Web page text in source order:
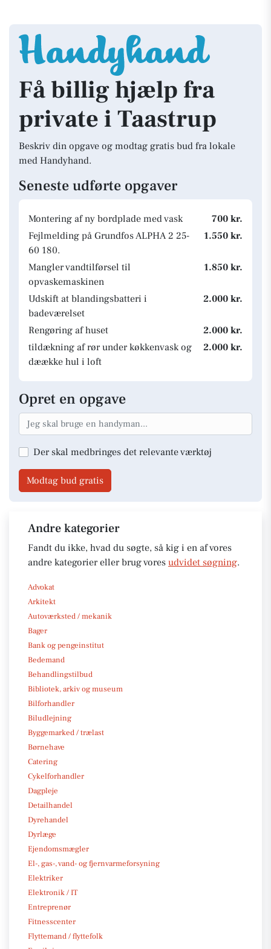
Få billig hjælp fra
private i Taastrup
Beskriv din opgave og modtag gratis bud fra lokale
med Handyhand.
Seneste udførte opgaver
Montering af ny bordplade med vask
700 kr.
Fejlmelding på Grundfos ALPHA 2 25-
60 180.
1.550 kr.
Mangler vandtilførsel til
opvaskemaskinen
1.850 kr.
Udskift at blandingsbatteri i
badeværelset
2.000 kr.
Rengøring af huset
2.000 kr.
tildækning af rør under køkkenvask og
dæække hul i loft
2.000 kr.
Opret en opgave
Der skal medbringes det relevante værktøj
Modtag bud gratis
Andre kategorier
Fandt du ikke, hvad du søgte, så kig i en af vores
andre kategorier eller brug vores udvidet søgning.
Advokat
Arkitekt
Autoværksted / mekanik
Bager
Bank og pengeinstitut
Bedemand
Behandlingstilbud
Bibliotek, arkiv og museum
Bilforhandler
Biludlejning
Byggemarked / trælast
Børnehave
Catering
Cykelforhandler
Dagpleje
Detailhandel
Dyrehandel
Dyrlæge
Ejendomsmægler
El-, gas-, vand- og fjernvarmeforsyning
Elektriker
Elektronik / IT
Entreprenør
Fitnesscenter
Flyttemand / flyttefolk